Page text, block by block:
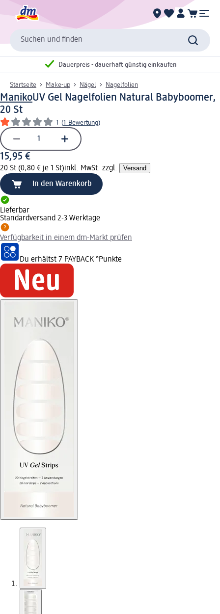
Suchen und finden
Dauerpreis - dauerhaft günstig einkaufen
Startseite Make-up Nägel Nagelfolien
ManikoUV Gel Nagelfolien Natural Babyboomer,
20 St
1 (1 Bewertung)
15,95 €
20 St (0,80 € je 1 St)inkl. MwSt. zzgl. Versand
In den Warenkorb
Lieferbar
Standardversand 2-3 Werktage
Verfügbarkeit in einem dm-Markt prüfen
Du erhältst 7 PAYBACK °Punkte